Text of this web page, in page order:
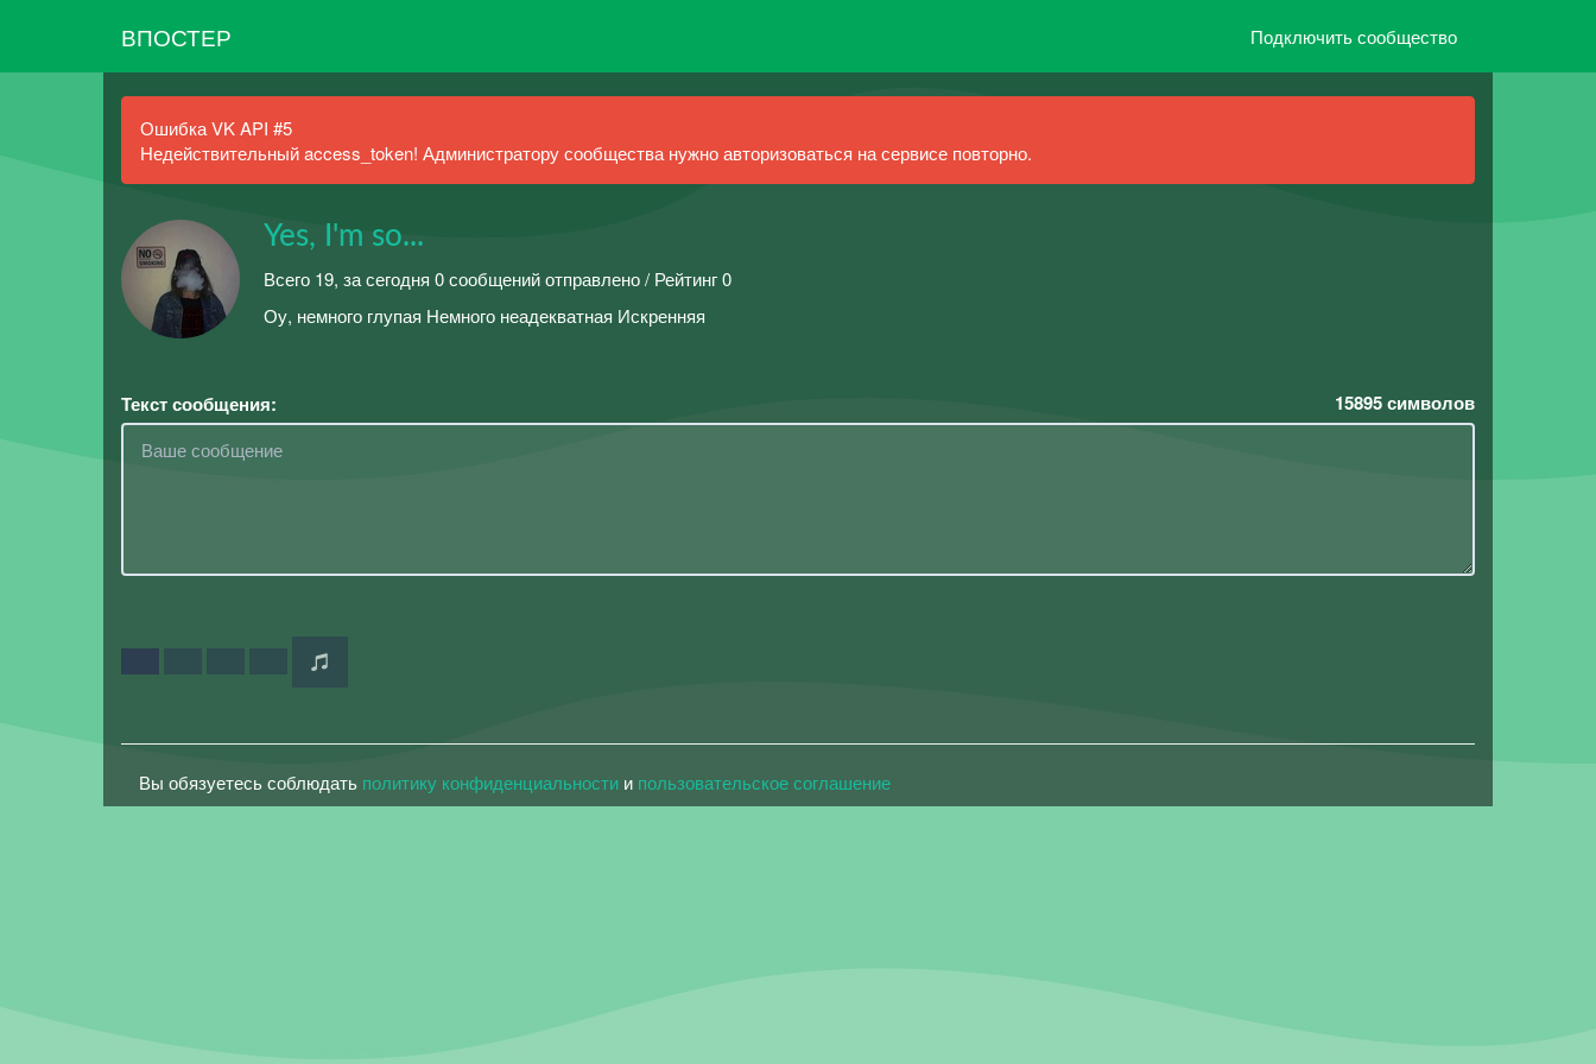
ВПОСТЕР Подключить сообщество
Ошибка VK API #5
Недействительный access_token! Администратору сообщества нужно авторизоваться на сервисе повторно.
Yes, I'm so...
Всего 19, за сегодня 0 сообщений отправлено / Рейтинг 0
Оу, немного глупая Немного неадекватная Искренняя
Текст сообщения: 15895символов
Вы обязуетесь соблюдать политику конфиденциальности и пользовательское соглашение